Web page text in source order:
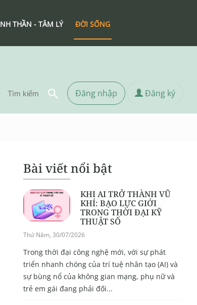
THẦN - TÂM LÝ ĐỜI SỐNG
Đăng nhập Đăng ký
Bài viết nổi bật
KHI AI TRỞ THÀNH VŨ
KHÍ: BẠO LỰC GIỚI
TRONG THỜI ĐẠI KỸ
THUẬT SỐ
Thứ Năm, 30/07/2026
Trong thời đại công nghệ mới, với sự phát
triển nhanh chóng của trí tuệ nhân tạo (AI) và
sự bùng nổ của không gian mạng, phụ nữ và
trẻ em gái đang phải đối...